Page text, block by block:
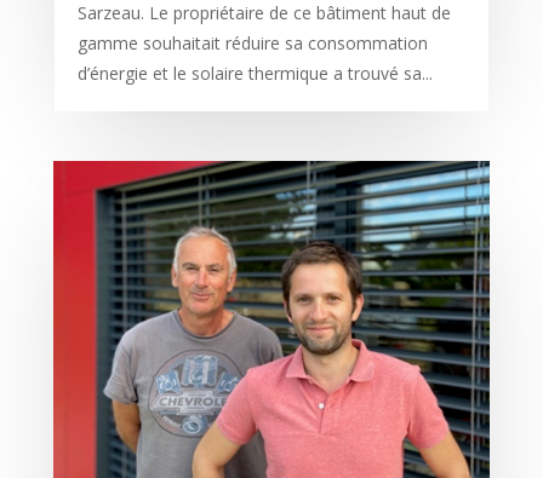
Sarzeau. Le propriétaire de ce bâtiment haut de
gamme souhaitait réduire sa consommation
d’énergie et le solaire thermique a trouvé sa...